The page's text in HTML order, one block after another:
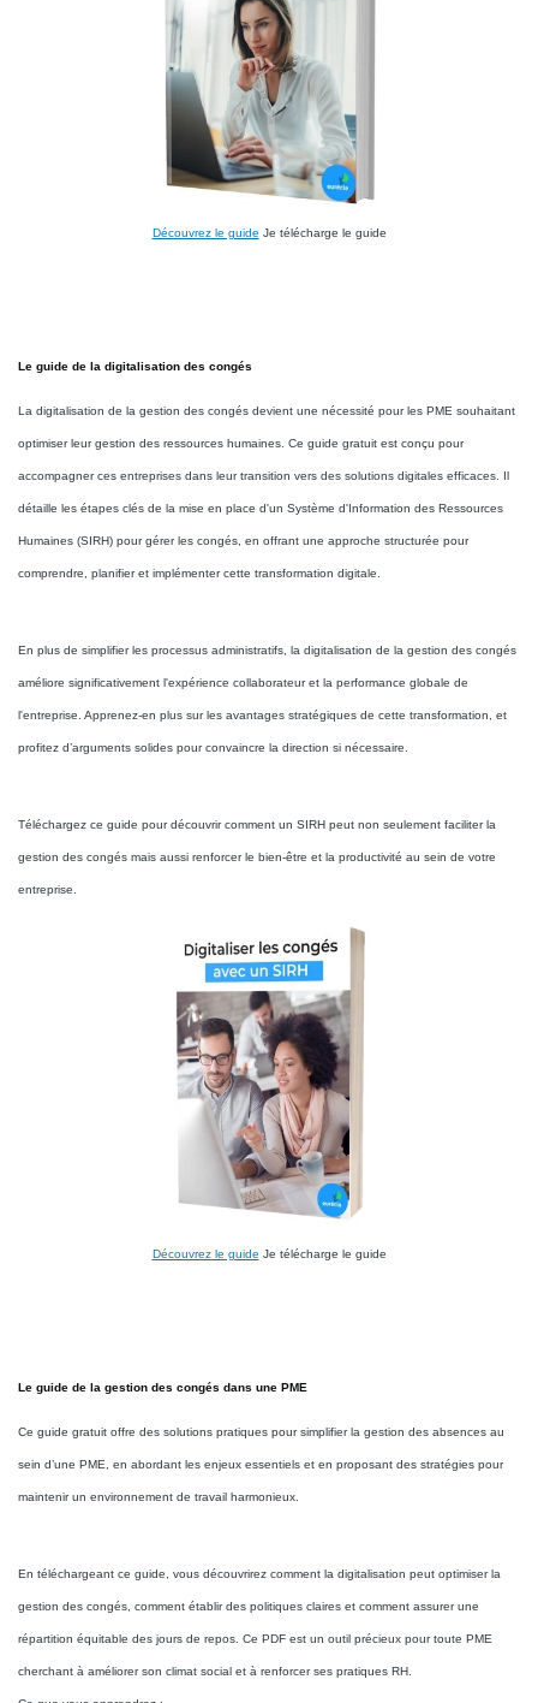
Découvrez le guide Je télécharge le guide
Le guide de la digitalisation des congés
La digitalisation de la gestion des congés devient une nécessité pour les PME souhaitant
optimiser leur gestion des ressources humaines. Ce guide gratuit est conçu pour
accompagner ces entreprises dans leur transition vers des solutions digitales efficaces. Il
détaille les étapes clés de la mise en place d'un Système d'Information des Ressources
Humaines (SIRH) pour gérer les congés, en offrant une approche structurée pour
comprendre, planifier et implémenter cette transformation digitale.
En plus de simplifier les processus administratifs, la digitalisation de la gestion des congés
améliore significativement l'expérience collaborateur et la performance globale de
l'entreprise. Apprenez-en plus sur les avantages stratégiques de cette transformation, et
profitez d’arguments solides pour convaincre la direction si nécessaire.
Téléchargez ce guide pour découvrir comment un SIRH peut non seulement faciliter la
gestion des congés mais aussi renforcer le bien-être et la productivité au sein de votre
entreprise.
Découvrez le guide Je télécharge le guide
Le guide de la gestion des congés dans une PME
Ce guide gratuit offre des solutions pratiques pour simplifier la gestion des absences au
sein d’une PME, en abordant les enjeux essentiels et en proposant des stratégies pour
maintenir un environnement de travail harmonieux.
En téléchargeant ce guide, vous découvrirez comment la digitalisation peut optimiser la
gestion des congés, comment établir des politiques claires et comment assurer une
répartition équitable des jours de repos. Ce PDF est un outil précieux pour toute PME
cherchant à améliorer son climat social et à renforcer ses pratiques RH.